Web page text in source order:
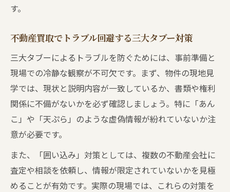
す。
不動産買取でトラブル回避する三大タブー対策
三大タブーによるトラブルを防ぐためには、事前準備と
現場での冷静な観察が不可欠です。まず、物件の現地見
学では、現状と説明内容が一致しているか、書類や権利
関係に不備がないかを必ず確認しましょう。特に「あん
こ」や「天ぷら」のような虚偽情報が紛れていないか注
意が必要です。
また、「囲い込み」対策としては、複数の不動産会社に
査定や相談を依頼し、情報が限定されていないかを見極
めることが有効です。実際の現場では、これらの対策を